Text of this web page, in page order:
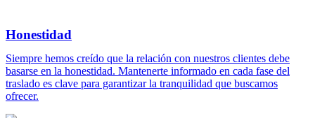
Honestidad
Siempre hemos creído que la relación con nuestros clientes debe
basarse en la honestidad. Mantenerte informado en cada fase del
traslado es clave para garantizar la tranquilidad que buscamos
ofrecer.